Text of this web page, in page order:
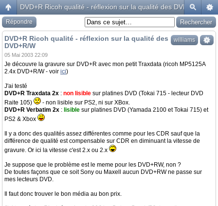
DVD+R Ricoh qualité - réflexion sur la qualité des DVD+R/W
Répondre
williams
DVD+R Ricoh qualité - réflexion sur la qualité des
DVD+R/W
05 Mai 2003 22:09
Je découvre la gravure sur DVD+R avec mon petit Traxdata (ricoh MP5125A
2.4x DVD+R/W - voir ici)
J'ai testé
DVD+R Traxdata 2x : non lisible sur platines DVD (Tokai 715 - lecteur DVD
Raite 105)
- non lisible sur PS2, ni sur XBox.
DVD+R Verbatim 2x : lisible sur platines DVD (Yamada 2100 et Tokai 715) et
PS2 & Xbox
Il y a donc des qualités assez différentes comme pour les CDR sauf que la
différence de qualité est compensable sur CDR en diminuant la vitesse de
gravure. Or ici la vitesse c'est 2.x ou 2.x
Je suppose que le problème est le meme pour les DVD+RW, non ?
De toutes façons que ce soit Sony ou Maxell aucun DVD+RW ne passe sur
mes lecteurs DVD.
Il faut donc trouver le bon média au bon prix.